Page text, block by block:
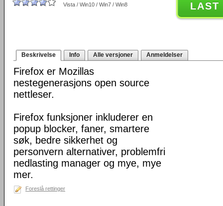
Vista / Win10 / Win7 / Win8 LAST
Beskrivelse Info Alle versjoner Anmeldelser
Firefox er Mozillas
nestegenerasjons open source
nettleser.
Firefox funksjoner inkluderer en
popup blocker, faner, smartere
søk, bedre sikkerhet og
personvern alternativer, problemfri
nedlasting manager og mye, mye
mer.
Foreslå rettinger